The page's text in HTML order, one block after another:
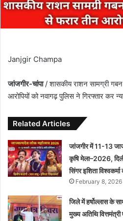
Janjgir Champa
जांजगीर-चांपा/ शासकीय राशन सामग्री
आरोपियों को नवागढ़ पुलिस ने गिरफ्तार कर
Related Articles
जांजगीर में 11-13
कृषि मेला–2026,
सिंगर इशिता
February 8, 2026
जिले में हर्षोल्लास के
मुख्य अतिथि